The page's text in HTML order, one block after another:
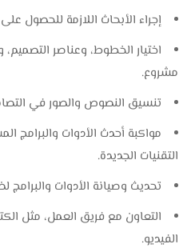
إجراء الأبحاث اللازمة للحصول
اختيار الخطوط، وعناصر
مشروع.
تنسيق النصوص والصور في
مواكبة أحدث الأدوات والبرامج
التقنيات الجديدة.
تحديث وصيانة الأدوات والبرامج
التعاون مع فريق العمل، مثل
الفيديو.